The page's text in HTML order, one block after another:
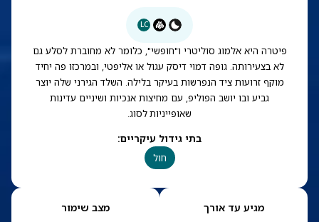
LC
פיטרה היא אלמוג סוליטרי ו"חופשי", כלומר לא מחוברת לסלע גם
לא בצעירותה. גופה דמוי דיסק עגול או אליפטי, ובמרכזו פה יחיד
מוקף זרועות ציד הנפרשות בעיקר בלילה. השלד הגירני שלה יוצר
גביע ובו יושב הפוליפ, עם מחיצות אנכיות ושיניים עדינות
שאופייניות לסוג.
בתי גידול עיקריים:
חול
מגיע עד אורך מצב שימור